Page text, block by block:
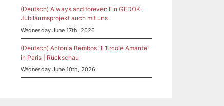
(Deutsch) Always and forever: Ein GEDOK-
Jubiläumsprojekt auch mit uns
Wednesday June 17th, 2026
(Deutsch) Antonia Bembos “L’Ercole Amante”
in Paris | Rückschau
Wednesday June 10th, 2026